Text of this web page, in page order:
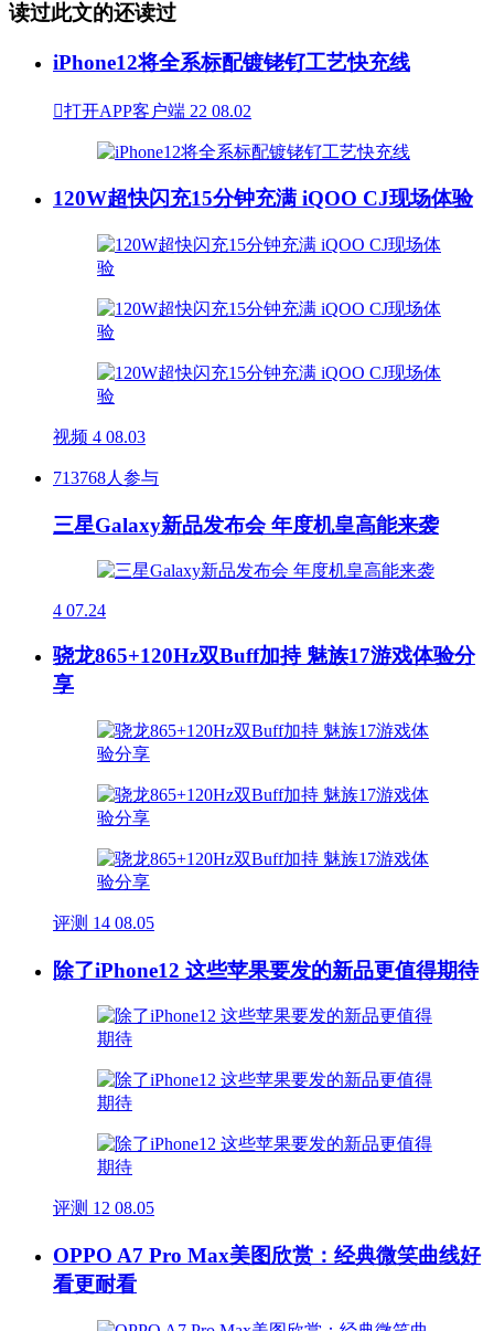
读过此文的还读过
iPhone12将全系标配镀铑钌工艺快充线
打开APP客户端 22 08.02
120W超快闪充15分钟充满 iQOO CJ现场体验
视频 4 08.03
713768人参与
三星Galaxy新品发布会 年度机皇高能来袭
4 07.24
骁龙865+120Hz双Buff加持 魅族17游戏体验分
享
评测 14 08.05
除了iPhone12 这些苹果要发的新品更值得期待
评测 12 08.05
OPPO A7 Pro Max美图欣赏：经典微笑曲线好
看更耐看